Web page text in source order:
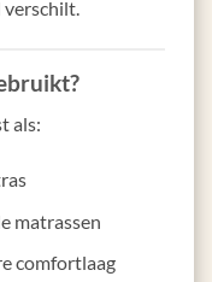
verschilt.
als:
matrassen
comfortlaag